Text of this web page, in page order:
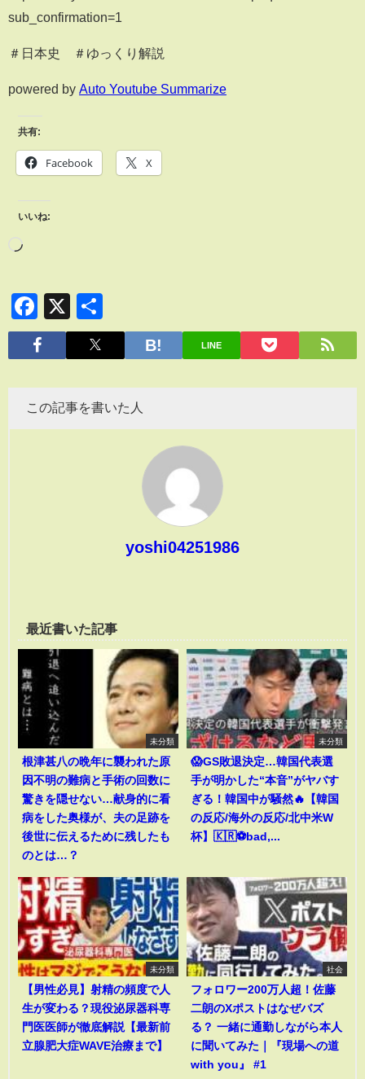
sub_confirmation=1
＃日本史 ＃ゆっくり解説
powered by Auto Youtube Summarize
共有:
Facebook X
いいね:
Facebook
X
有
LINE
この記事を書いた人
yoshi04251986
最近書いた記事
未分類
根津甚八の晩年に襲われた原
因不明の難病と手術の回数に
驚きを隠せない…献身的に看
病をした奥様が、夫の足跡を
後世に伝えるために残したも
のとは…？
未分類
😱GS敗退決定…韓国代表選
手が明かした“本音”がヤバす
ぎる！韓国中が騒然🔥【韓国
の反応/海外の反応/北中米W
杯】🇰🇷⚽bad,...
未分類
【男性必見】射精の頻度で人
生が変わる？現役泌尿器科専
門医医師が徹底解説【最新前
立腺肥大症WAVE治療まで】
社会
フォロワー200万人超！佐藤
二朗のXポストはなぜバズ
る？ 一緒に通勤しながら本人
に聞いてみた｜『現場への道
with you』 #1